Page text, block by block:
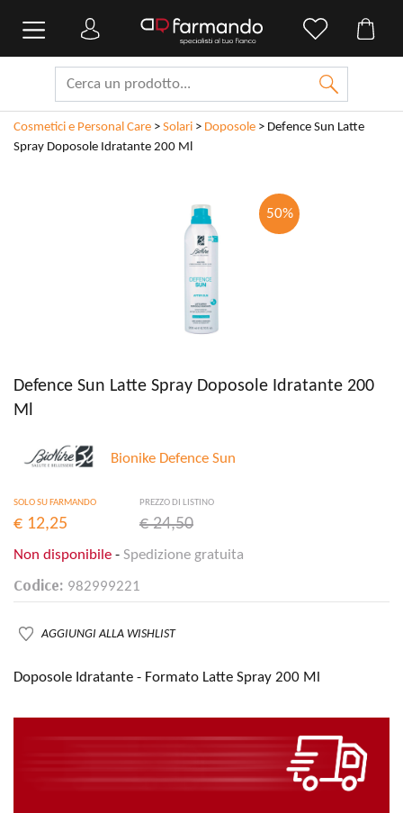
Cosmetici e Personal Care > Solari > Doposole > Defence Sun Latte
Spray Doposole Idratante 200 Ml
50%
Defence Sun Latte Spray Doposole Idratante 200
Ml
Bionike Defence Sun
SOLO SU FARMANDO
€ 12,25
PREZZO DI LISTINO
€ 24,50
Non disponibile - Spedizione gratuita
Codice: 982999221
AGGIUNGI ALLA WISHLIST
Doposole Idratante - Formato Latte Spray 200 Ml